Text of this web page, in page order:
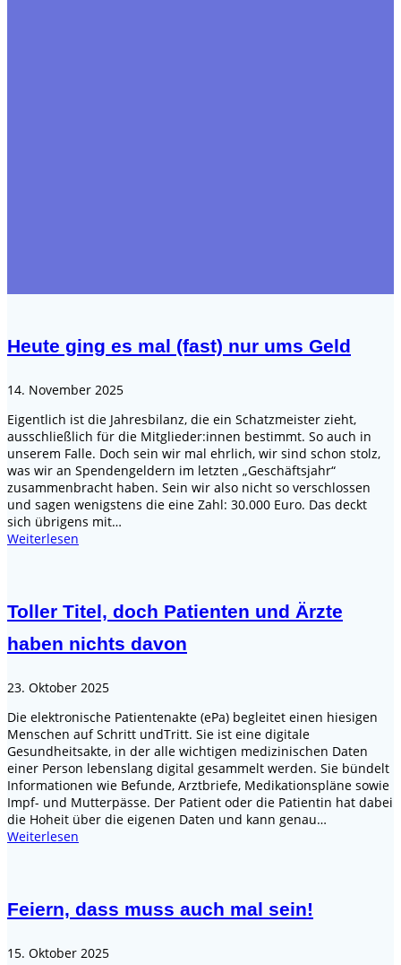
Heute ging es mal (fast) nur ums Geld
14. November 2025
Eigentlich ist die Jahresbilanz, die ein Schatzmeister zieht,
ausschließlich für die Mitglieder:innen bestimmt. So auch in
unserem Falle. Doch sein wir mal ehrlich, wir sind schon stolz,
was wir an Spendengeldern im letzten „Geschäftsjahr“
zusammenbracht haben. Sein wir also nicht so verschlossen
und sagen wenigstens die eine Zahl: 30.000 Euro. Das deckt
sich übrigens mit…
Weiterlesen
Toller Titel, doch Patienten und Ärzte
haben nichts davon
23. Oktober 2025
Die elektronische Patientenakte (ePa) begleitet einen hiesigen
Menschen auf Schritt undTritt. Sie ist eine digitale
Gesundheitsakte, in der alle wichtigen medizinischen Daten
einer Person lebenslang digital gesammelt werden. Sie bündelt
Informationen wie Befunde, Arztbriefe, Medikationspläne sowie
Impf- und Mutterpässe. Der Patient oder die Patientin hat dabei
die Hoheit über die eigenen Daten und kann genau…
Weiterlesen
Feiern, dass muss auch mal sein!
15. Oktober 2025